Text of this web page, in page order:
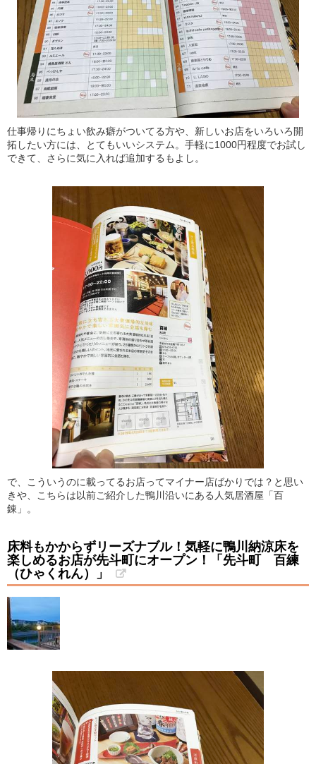
仕事帰りにちょい飲み癖がついてる方や、新しいお店をいろいろ開
拓したい方には、とてもいいシステム。手軽に1000円程度でお試し
できて、さらに気に入れば追加するもよし。
で、こういうのに載ってるお店ってマイナー店ばかりでは？と思い
きや、こちらは以前ご紹介した鴨川沿いにある人気居酒屋「百
錬」。
床料もかからずリーズナブル！気軽に鴨川納涼床を
楽しめるお店が先斗町にオープン！「先斗町 百練
（ひゃくれん）」